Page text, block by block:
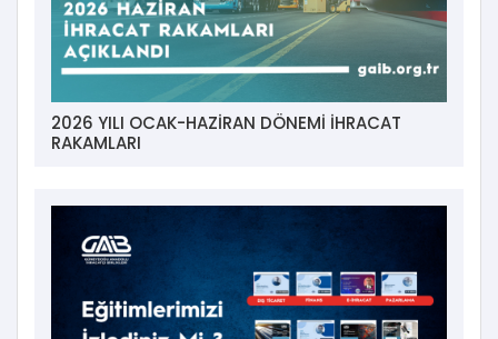
2026 YILI OCAK-HAZİRAN DÖNEMİ İHRACAT
RAKAMLARI